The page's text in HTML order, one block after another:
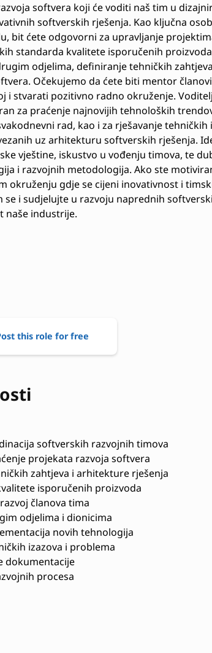
softvera koji će voditi naš tim u
softverskih rješenja. Kao ključna
bit ćete odgovorni za upravljanje
standarda kvalitete isporučenih
odjelima, definiranje tehničkih
Očekujemo da ćete biti mentor
i stvarati pozitivno radno okruženje.
za praćenje najnovijih tehnoloških
rad, kao i za rješavanje tehničkih
uz arhitekturu softverskih rješenja.
vještine, iskustvo u vođenju timova, te
i razvojnih metodologija. Ako ste
okruženju gdje se cijeni inovativnost i
se i sudjelujte u razvoju naprednih
naše industrije.
this role for free
softverskih razvojnih timova
projekata razvoja softvera
zahtjeva i arhitekture rješenja
isporučenih proizvoda
članova tima
odjelima i dionicima
novih tehnologija
izazova i problema
dokumentacije
procesa